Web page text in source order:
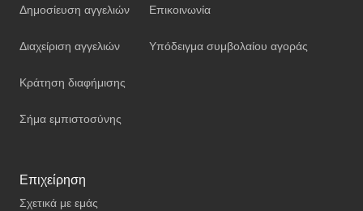
Δημοσίευση αγγελιών
Διαχείριση αγγελιών
Κράτηση διαφήμισης
Σήμα εμπιστοσύνης
Επικοινωνία
Υπόδειγμα συμβολαίου αγοράς
Επιχείρηση
Σχετικά με εμάς